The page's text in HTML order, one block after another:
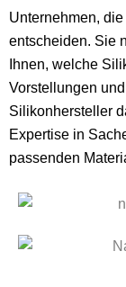
Unternehmen,
entscheiden. Sie
Ihnen, welche
Vorstellungen
Silikonhersteller
Expertise in
passenden